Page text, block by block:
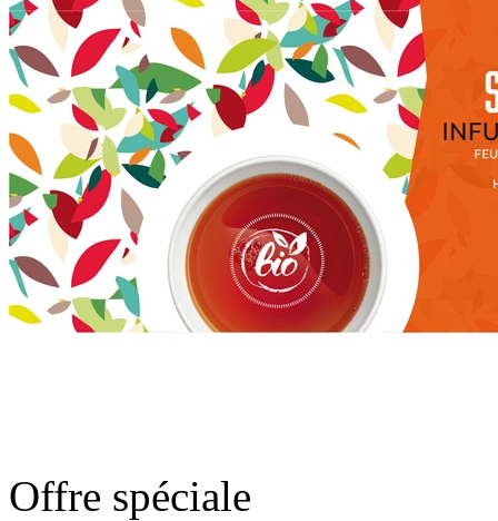
Offre spéciale